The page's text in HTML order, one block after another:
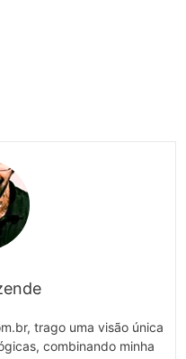
trago uma visão única
combinando minha